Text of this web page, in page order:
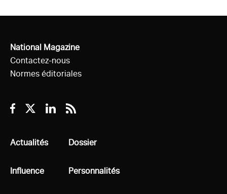
National Magazine
Contactez-nous
Normes éditoriales
Facebook
TwitterLinkedin
RSS
Tous
Actualités
Tous
Influence
Tous
Dossier
Tous
Personnalités